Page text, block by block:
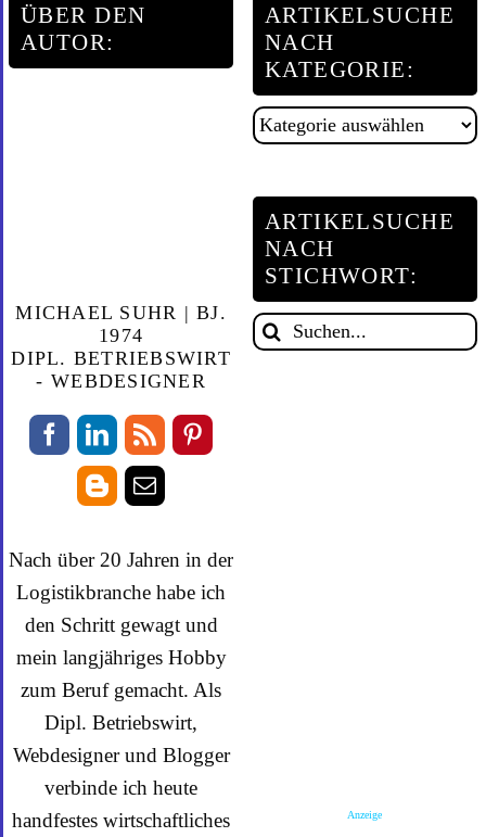
ÜBER DEN
AUTOR:
MICHAEL SUHR | BJ.
1974
DIPL. BETRIEBSWIRT
- WEBDESIGNER
Nach über 20 Jahren in der
Logistikbranche habe ich
den Schritt gewagt und
mein langjähriges Hobby
zum Beruf gemacht. Als
Dipl. Betriebswirt,
Webdesigner und Blogger
verbinde ich heute
handfestes wirtschaftliches
ARTIKELSUCHE
NACH
KATEGORIE:
Artikelsuche
ARTIKELSUCHE
NACH
STICHWORT:
Suche
Anzeige